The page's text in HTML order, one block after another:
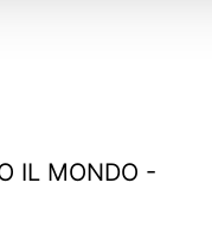
IL MONDO -